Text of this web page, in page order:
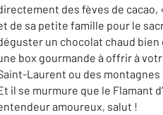
des fèves de cacao,
de sa petite famille pour le
un chocolat chaud bien
box gourmande à offrir à
Laurent ou des
il se murmure que le Flamant
amoureux, salut !